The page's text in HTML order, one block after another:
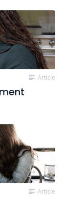
Article
Article